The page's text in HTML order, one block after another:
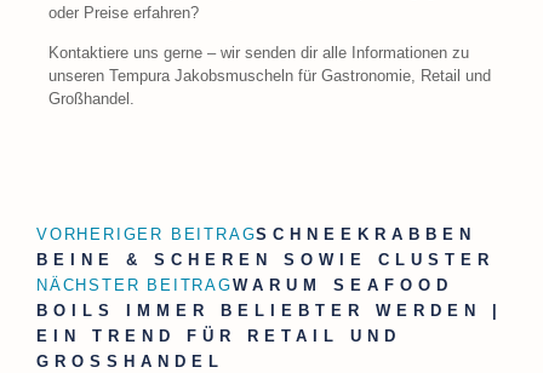
oder Preise erfahren?
Kontaktiere uns gerne – wir senden dir alle Informationen zu
unseren Tempura Jakobsmuscheln für Gastronomie, Retail und
Großhandel.
VORHERIGER BEITRAGSCHNEEKRABBEN
BEINE & SCHEREN SOWIE CLUSTER
NÄCHSTER BEITRAGWARUM SEAFOOD
BOILS IMMER BELIEBTER WERDEN |
EIN TREND FÜR RETAIL UND
GROSSHANDEL